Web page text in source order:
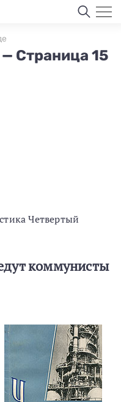
Страница 15
Четвертый
коммунисты